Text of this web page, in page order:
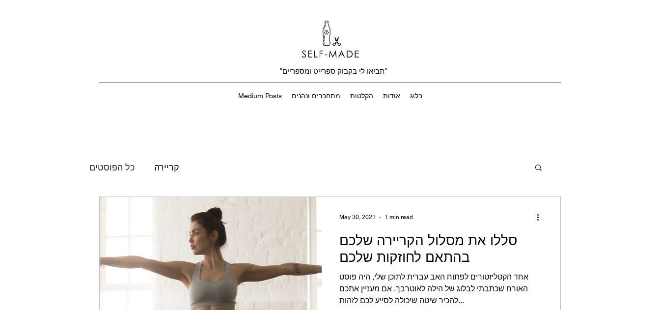
"תביאו לי בקבוק ספרייט ומספריים"
Medium Posts מתחברים ונהנים הקלטות אודות בלוג
כל הפוסטים קריירה
סללו את מסלול הקריירה שלכם
בהתאם לחוזקות שלכם
אחד הקטליזטורים לפתוח האב עברית לתוכן שלי, היה פוסט
האורח שכתבתי לבלוג של הילה לאוטרבך. אם מעניין אתכם
להכיר שיטה שיכולה לסייע לכם לזהות...
May 30, 2021 1 min read